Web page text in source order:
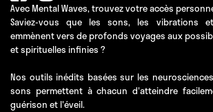
Avec Mental Waves, trouvez votre accès
Saviez-vous que les sons, les vibrations
emmènent vers de profonds voyages aux
et spirituelles infinies ?
Nos outils inédits basées sur les
sons permettent à chacun d'atteindre
guérison et l'éveil.